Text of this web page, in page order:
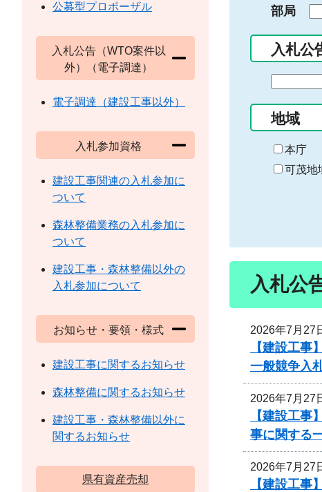
部局
入札公
の
始
ま
り
地域
本庁
可茂地
入札公
2026年7月27
【建設工
一般競争入
2026年7月27
【建設工
事に関する
2026年7月27
【建設工
公募型プロポーザル
入札公告（WTO案件以
外）（電子調達）
電子調達（建設工事以外）
入札参加資格
建設工事関連の入札参加に
ついて
森林整備業務の入札参加に
ついて
建設工事・森林整備以外の
入札参加について
お知らせ・要領・様式
建設工事に関するお知らせ
森林整備に関するお知らせ
建設工事・森林整備以外に
関するお知らせ
県有資産売却